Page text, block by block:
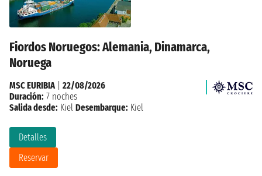
Fiordos Noruegos: Alemania, Dinamarca,
Noruega
Detalles
Reservar
MSC EURIBIA
22/08/2026
Duración: 7 noches
Salida desde: Kiel Desembarque: Kiel